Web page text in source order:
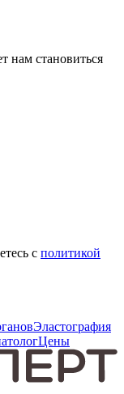
становиться
с политикой
Эластография
Цены